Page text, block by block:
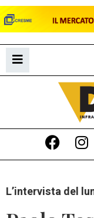
L’intervista del